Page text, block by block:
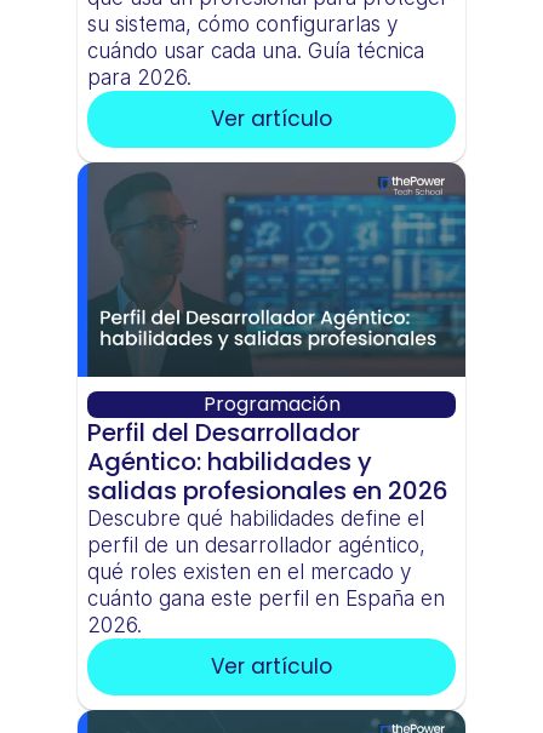
su sistema, cómo configurarlas y
cuándo usar cada una. Guía técnica
para 2026.
Ver artículo
Programación
Perfil del Desarrollador
Agéntico: habilidades y
salidas profesionales en 2026
Descubre qué habilidades define el
perfil de un desarrollador agéntico,
qué roles existen en el mercado y
cuánto gana este perfil en España en
2026.
Ver artículo